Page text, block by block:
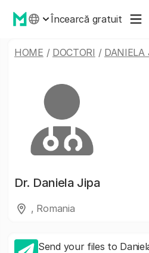
Încearcă gratuit
HOME / DOCTORI / DANIELA
Dr. Daniela Jipa
, Romania
Send your files to